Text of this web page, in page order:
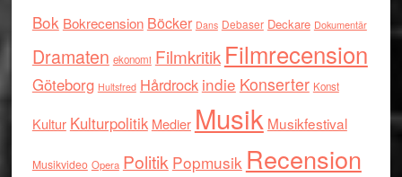
Bok Bokrecension Böcker Dans Debaser Deckare Dokumentär
Dramaten ekonomi Filmkritik Filmrecension
Göteborg Hultsfred Hårdrock indie Konserter Konst
Kultur Kulturpolitik Medier Musik Musikfestival
Musikvideo Opera Politik Popmusik Recension